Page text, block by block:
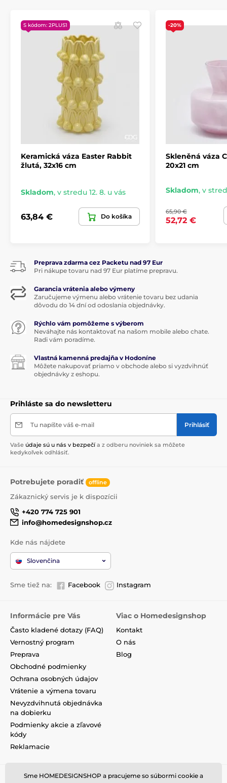
S kódom: 2PLUS1
Keramická váza Easter Rabbit
žlutá, 32x16 cm
Skladom, v stredu 12. 8. u vás
63,84 € Do košíka
-20%
Skleněná váza
20x21 cm
Skladom, v
65,90 €
52,72 €
Preprava zdarma cez Packetu nad 97 Eur
Pri nákupe tovaru nad 97 Eur platíme prepravu.
Garancia vrátenia alebo výmeny
Zaručujeme výmenu alebo vrátenie tovaru bez udania
dôvodu do 14 dní od odoslania objednávky.
Rýchlo vám pomôžeme s výberom
Neváhajte nás kontaktovať na našom mobile alebo chate.
Radi vám poradíme.
Vlastná kamenná predajňa v Hodoníne
Môžete nakupovať priamo v obchode alebo si vyzdvihnúť
objednávky z eshopu.
Prihláste sa do newsletteru
Tu napíšte váš e-mail Prihlásiť
Vaše údaje sú u nás v bezpečí a z odberu noviniek sa môžete
kedykoľvek odhlásiť.
Potrebujete poradiť offline
Zákaznický servis je k dispozícii
+420 774 725 901
info@homedesignshop.cz
Kde nás nájdete
Slovenčina
Sme tiež na: Facebook Instagram
Informácie pre Vás
Často kladené dotazy (FAQ)
Vernostný program
Preprava
Obchodné podmienky
Ochrana osobných údajov
Vrátenie a výmena tovaru
Nevyzdvihnutá objednávka
na dobierku
Podmienky akcie a zľavové
kódy
Reklamacie
Viac o Homedesignshop
Kontakt
O nás
Blog
Sme HOMEDESIGNSHOP a pracujeme so súbormi cookie a